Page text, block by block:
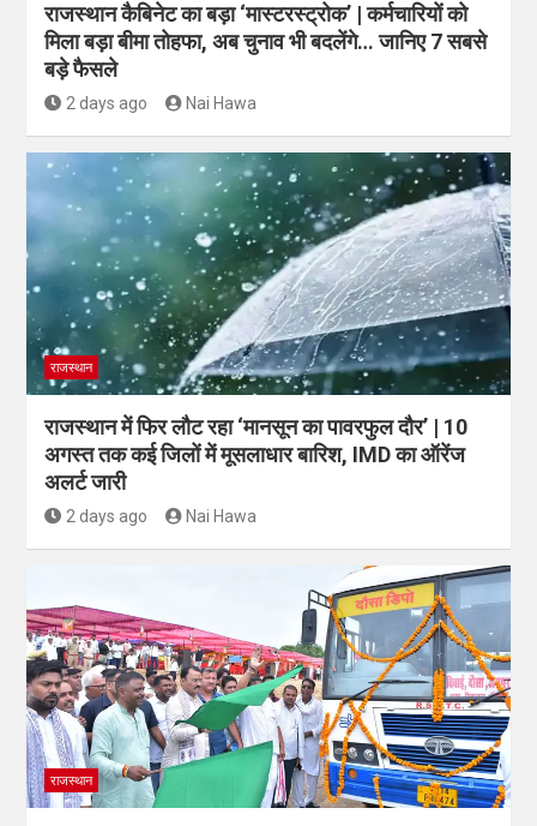
राजस्थान कैबिनेट का बड़ा ‘मास्टरस्ट्रोक’ | कर्मचारियों को
मिला बड़ा बीमा तोहफा, अब चुनाव भी बदलेंगे… जानिए 7 सबसे
बड़े फैसले
2 days ago Nai Hawa
राजस्थान
राजस्थान में फिर लौट रहा ‘मानसून का पावरफुल दौर’ | 10
अगस्त तक कई जिलों में मूसलाधार बारिश, IMD का ऑरेंज
अलर्ट जारी
2 days ago Nai Hawa
राजस्थान